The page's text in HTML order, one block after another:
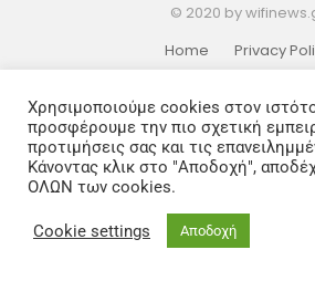
© 2020 by
Home
Privacy
Χρησιμοποιούμε cookies στον
προσφέρουμε την πιο σχετική
προτιμήσεις σας και τις
Κάνοντας κλικ στο "Αποδοχή",
ΟΛΩΝ των cookies.
Cookie settings Αποδοχή